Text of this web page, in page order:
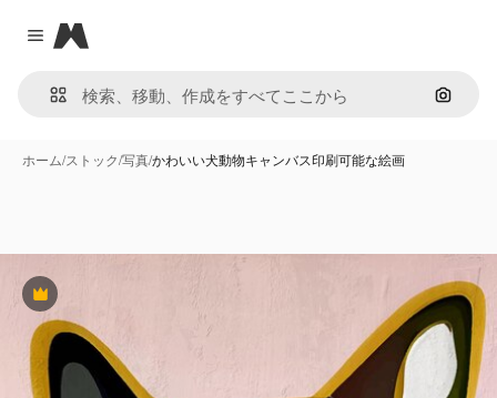
Close menu
Magnific
画像で
ホーム/ストック/写真/かわいい犬動物キャンバス印刷可能な絵画
Premium